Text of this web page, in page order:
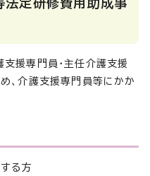
法定研修費用助成事
援専門員・主任介護支援
、介護支援専門員等にかか
る方